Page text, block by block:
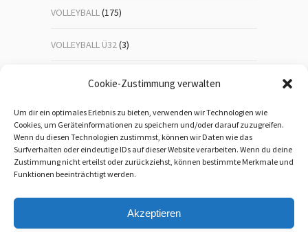
Cookie-Zustimmung verwalten
Um dir ein optimales Erlebnis zu bieten, verwenden wir Technologien wie
Cookies, um Geräteinformationen zu speichern und/oder darauf zuzugreifen.
Wenn du diesen Technologien zustimmst, können wir Daten wie das
Surfverhalten oder eindeutige IDs auf dieser Website verarbeiten. Wenn du deine
Zustimmung nicht erteilst oder zurückziehst, können bestimmte Merkmale und
Funktionen beeinträchtigt werden.
Akzeptieren
VOLLEYBALL(175)
VOLLEYBALL Ü32(3)
VOLLEYBALL-JUGEND (23)
WANDERN(192)
WEIHNACHTSFEIER(1)
WEITERBILDUNG(5)